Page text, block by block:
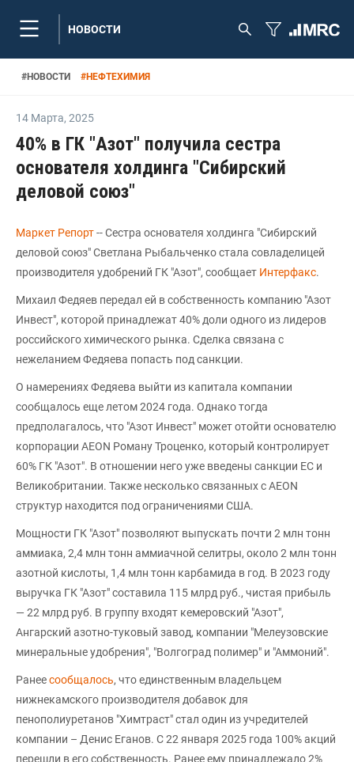
НОВОСТИ
#НОВОСТИ #НЕФТЕХИМИЯ
14 Марта, 2025
40% в ГК "Азот" получила сестра
основателя холдинга "Сибирский
деловой союз"
Маркет Репорт-- Сестра основателя холдинга "Сибирский
деловой союз" Светлана Рыбальченко стала совладелицей
производителя удобрений ГК "Азот", сообщает Интерфакс.
Михаил Федяев передал ей в собственность компанию "Азот
Инвест", которой принадлежат 40% доли одного из лидеров
российского химического рынка. Сделка связана с
нежеланием Федяева попасть под санкции.
О намерениях Федяева выйти из капитала компании
сообщалось еще летом 2024 года. Однако тогда
предполагалось, что "Азот Инвест" может отойти основателю
корпорации AEON Роману Троценко, который контролирует
60% ГК "Азот". В отношении него уже введены санкции ЕС и
Великобритании. Также несколько связанных с AEON
структур находится под ограничениями США.
Мощности ГК "Азот" позволяют выпускать почти 2 млн тонн
аммиака, 2,4 млн тонн аммиачной селитры, около 2 млн тонн
азотной кислоты, 1,4 млн тонн карбамида в год. В 2023 году
выручка ГК "Азот" составила 115 млрд руб., чистая прибыль
— 22 млрд руб. В группу входят кемеровский "Азот",
Ангарский азотно-туковый завод, компании "Мелеузовские
минеральные удобрения", "Волгоград полимер" и "Аммоний".
Ранеесообщалось, что единственным владельцем
нижнекамского производителя добавок для
пенополиуретанов "Химтраст" стал один из учредителей
компании – Денис Еганов. С 22 января 2025 года 100% акций
перешли в его собственность. Ранее ему принадлежало 2%